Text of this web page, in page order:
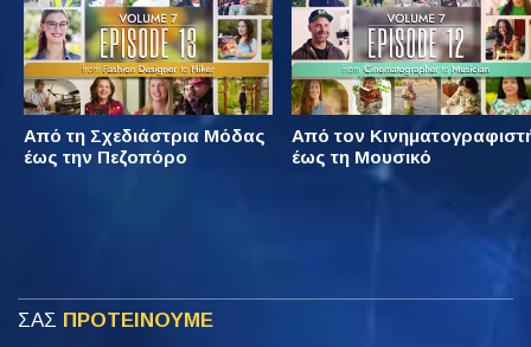
Από τη Σχεδιάστρια Μόδας
έως την Πεζοπόρο
Από τον
έως τη Μουσικό
ΣΑΣ ΠΡΟΤΕΙΝΟΥΜΕ